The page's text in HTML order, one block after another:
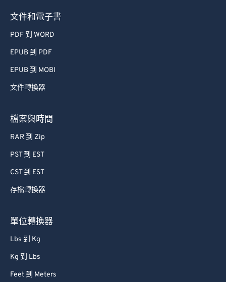
文件和電子書
PDF 到 WORD
EPUB 到 PDF
EPUB 到 MOBI
文件轉換器
檔案與時間
RAR 到 Zip
PST 到 EST
CST 到 EST
存檔轉換器
單位轉換器
Lbs 到 Kg
Kg 到 Lbs
Feet 到 Meters